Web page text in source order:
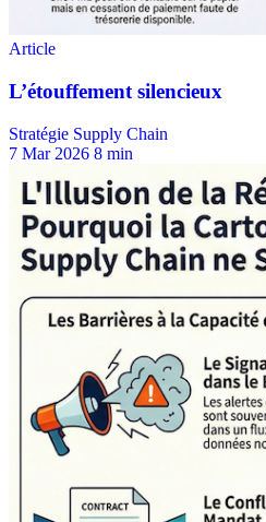
Stratégie Supply Chain
7 Mar 2026 8 min